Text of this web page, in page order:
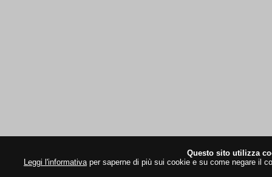
Questo sito utilizza
Leggi l'informativaper saperne di più sui cookie e su come negare il